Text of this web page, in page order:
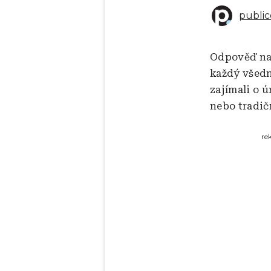
Odpověď
každý
zajímali o
nebo